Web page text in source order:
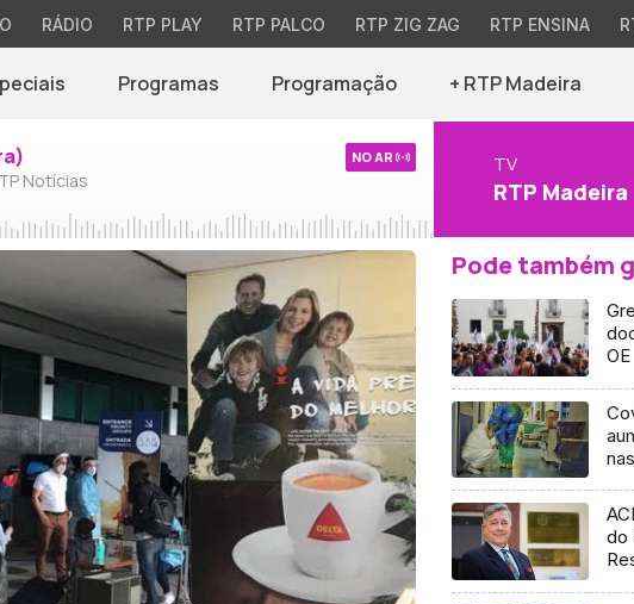
RÁDIO RTP PLAY RTP PALCO RTP ZIG ZAG RTP ENSINA
Programas Programação + RTP Madeira
Notícias
NO AR TV
RTP Madeira
Pode também
OE
do